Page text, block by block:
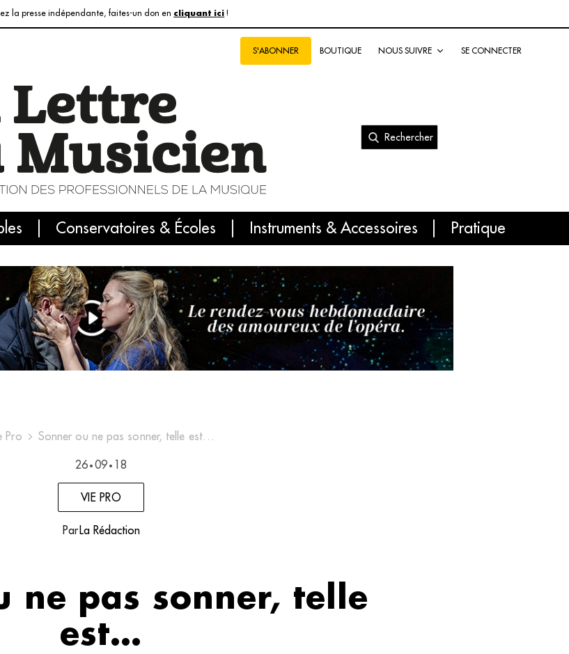
la presse indépendante, faites-un don en cliquant ici !
S'ABONNER BOUTIQUE NOUS SUIVRE SE CONNECTER
Rechercher
Conservatoires & Écoles Instruments & Accessoires Pratique
Le numéro du mois International
Pro Sonner ou ne pas sonner, telle est…
26 • 09 • 18
VIE PRO
Par La Rédaction
ne pas sonner, telle
est…